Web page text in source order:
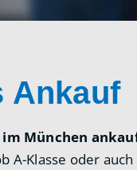
Ankauf
München
Klasse oder auch